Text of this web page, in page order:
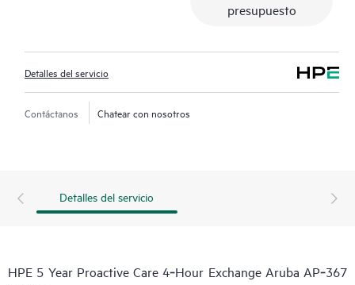
presupuesto
Detalles del servicio
Contáctanos Chatear con nosotros
Detalles del servicio
HPE 5 Year Proactive Care 4‑Hour Exchange Aruba AP‑367